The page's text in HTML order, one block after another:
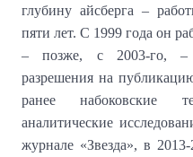
глубину айсберга –
пяти лет. С 1999 года он
– позже, с 2003-го, –
разрешения на
ранее набоковские
аналитические
журнале «Звезда», в